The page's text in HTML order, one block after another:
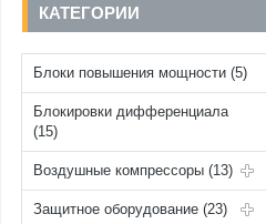
КАТЕГОРИИ
Блоки повышения мощности (5)
Блокировки дифференциала
(15)
Воздушные компрессоры (13)
Защитное оборудование (23)